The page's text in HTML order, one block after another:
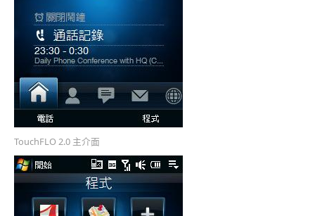
TouchFLO 2.0 主介面